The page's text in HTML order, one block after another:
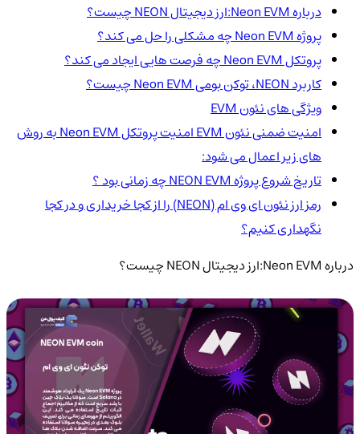
درباره Neon EVM:ارز دیجیتال NEON چیست؟
پروژه Neon EVM چه مشکلی را حل می کند؟
پروتکل Neon EVM چه فرصت هایی ایجاد می کند؟
کاربرد NEON، توکن بومی Neon EVM چیست؟
ویژگی های نئون EVM
امنیت ضمنی نئون EVM امنیت پروتکل Neon EVM به روش
های زیر اعمال می شود:
تاریخ شروع پروژه NEON EVM چه زمانی بود ؟
رمز ارز نئون ای وی ام (NEON) را از کجا خریداری و در کجا
نگهداری کنیم؟
درباره Neon EVM:ارز دیجیتال NEON چیست؟